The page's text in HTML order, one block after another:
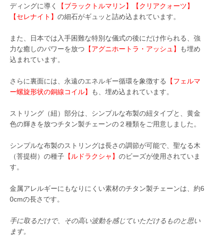
ディングに導く
【ブラックトルマリン】【クリアクォーツ】
【セレナイト】 の細石がギュッと詰め込まれています。
また、日本では入手困難な特別な儀式の後にだけ作られる、強
力な癒しのパワーを放つ 【アグニホートラ・アッシュ】
も埋め
込まれています。
さらに裏面には、永遠のエネルギー循環を象徴する
【フェルマ
ー螺旋形状の銅線コイル】
も、埋め込まれています。
ストリング（紐）部分は、シンプルな布製の紐タイプと、黄金
色の輝きを放つチタン製チェーンの２種類をご用意しました。
シンプルな布製のストリングは長さの調節が可能で、聖なる木
（菩提樹）の種子 【ルドラクシャ】 のビーズが使用されていま
す。
金属アレルギーにもなりにくい素材のチタン製チェーンは、約6
0cmの長さです。
手に取るだけで、その高い波動を感じていただけるものと思い
ます。